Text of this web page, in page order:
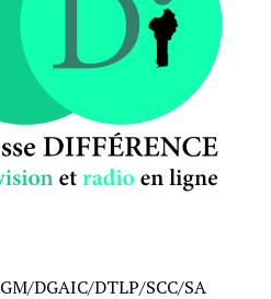
DGAIC/DTLP/SCC/SA